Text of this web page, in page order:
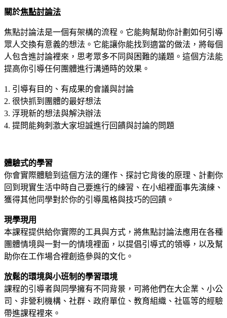
關於焦點討論法
焦點討論法是一個有架構的流程。它能夠幫助你計劃如何引導
眾人交換有意義的想法。它能讓你能找到適當的做法，將每個
人包含進討論裡來，思考眾多不同與困難的議題。這個方法能
提高你引導任何團體進行溝通時的效果。
1. 引導有目的、有成果的會議與討論
2. 很快抓到團體的最好想法
3. 浮現新的想法與解決辦法
4. 提問能夠刺激大家坦誠進行回饋與討論的問題
體驗式的學習
你會實際體驗到這個方法的運作、探討它背後的原理、計劃你
回到現實生活中時自己要進行的練習、在小組裡面事先演練、
獲得其他同學對於你的引導風格與技巧的回饋。
現學現用
本課程提供給你實際的工具與方式，將焦點討論法應用在各種
團體情境與一對一的情境裡面，以提倡引導式的領導，以及幫
助你在工作場合裡創造參與的文化。
放鬆的環境與小班制的學習環境
課程的引導者與同學擁有不同背景，可將他們在大企業、小公
司、非營利機構、社群、政府單位、教育組織、社區等的經驗
帶進課程裡來。